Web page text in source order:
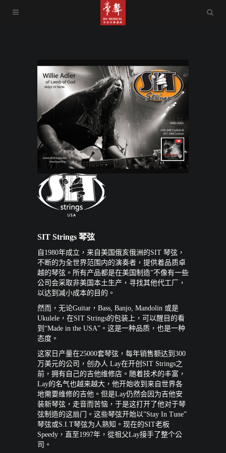
SIT Strings 琴弦
自1980年成立，来自美国俄亥俄洲的SIT 琴弦，
不断的为全世界范围内的演奏者，提供着品质卓
越的琴弦。所有产品都是在美国制造”不像有一些
公司会采取非美国本土生产，寻找其他代工厂，
以达到减小成本的目的。
然而，无论Guitar，Bass, Banjo, Mandolin 或是
Ukulele，在SIT Strings的包装上，可以醒目的看
到“Made in the USA”。这是一种品质，也是一种
态度。
这家日产量在25000套琴弦，每年销售额达到300
万美元的公司，创办人 Lay在开创SIT Strings之
前，拥有自己的吉他维修店。随着技术的丰富，
Lay的名气也越来越大，他开始收到来自世界各
地需要维修的吉他。但是Lay仍然会因为吉他安
装新琴弦，走音而苦恼，于是这打开了他对于琴
弦制造的这扇门。这些琴弦开始以”Stay In Tune”
琴弦或S.I.T琴弦为人熟知。现在的SIT老板
Speedy，直至1997年，從祖父Lay接手了整个公
司。